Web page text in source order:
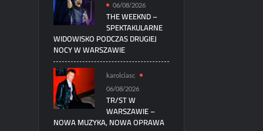
06/08/2026
THE WEEKND –
SPEKTAKULARNE
WIDOWISKO PODCZAS DRUGIEJ
NOCY W WARSZAWIE
karolciasc
06/08/2026
TR/ST W
WARSZAWIE –
NOWA MUZYKA, NOWA OPRAWA